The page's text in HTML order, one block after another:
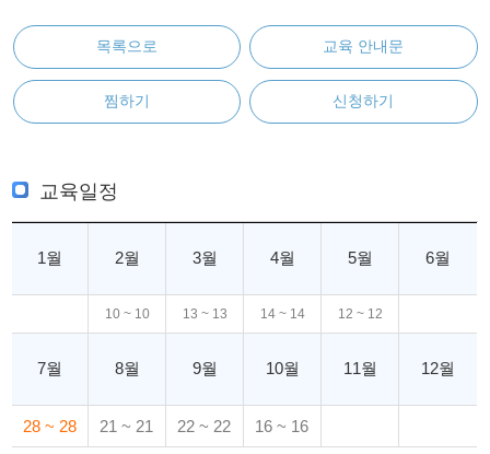
목록으로 교육 안내문
찜하기 신청하기
교육일정
1월 2월 3월 4월 5월 6월
10 ~ 10 13 ~ 13 14 ~ 14 12 ~ 12
7월 8월 9월 10월 11월 12월
28 ~ 28 21 ~ 21 22 ~ 22 16 ~ 16